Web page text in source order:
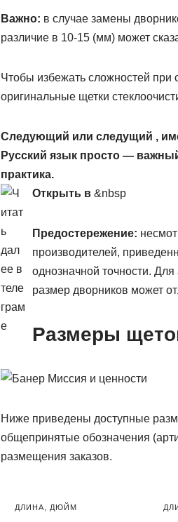
Важно: в случае замены
различие в 10-15 (мм) может
Чтобы избежать сложностей при
оригинальные щетки
Следующий или следущий ,
Русский язык просто —
практика.
Открыть в&nbsp
Предостережение:
производителей,
однозначной точности.
размер дворников может
Размеры
Ниже приведены доступные
общепринятые обозначения
размещения заказов.
ДЛИНА, ДЮЙМ